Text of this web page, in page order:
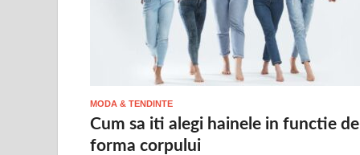
MODA & TENDINTE
Cum sa iti alegi hainele in functie de
forma corpului